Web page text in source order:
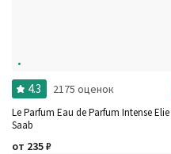
4.3 2175 оценок
Le Parfum Eau de Parfum Intense Elie
Saab
от 235₽